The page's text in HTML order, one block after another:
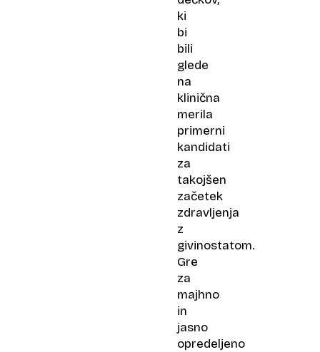
ki
bi
bili
glede
na
klinična
merila
primerni
kandidati
za
takojšen
začetek
zdravljenja
z
givinostatom.
Gre
za
majhno
in
jasno
opredeljeno